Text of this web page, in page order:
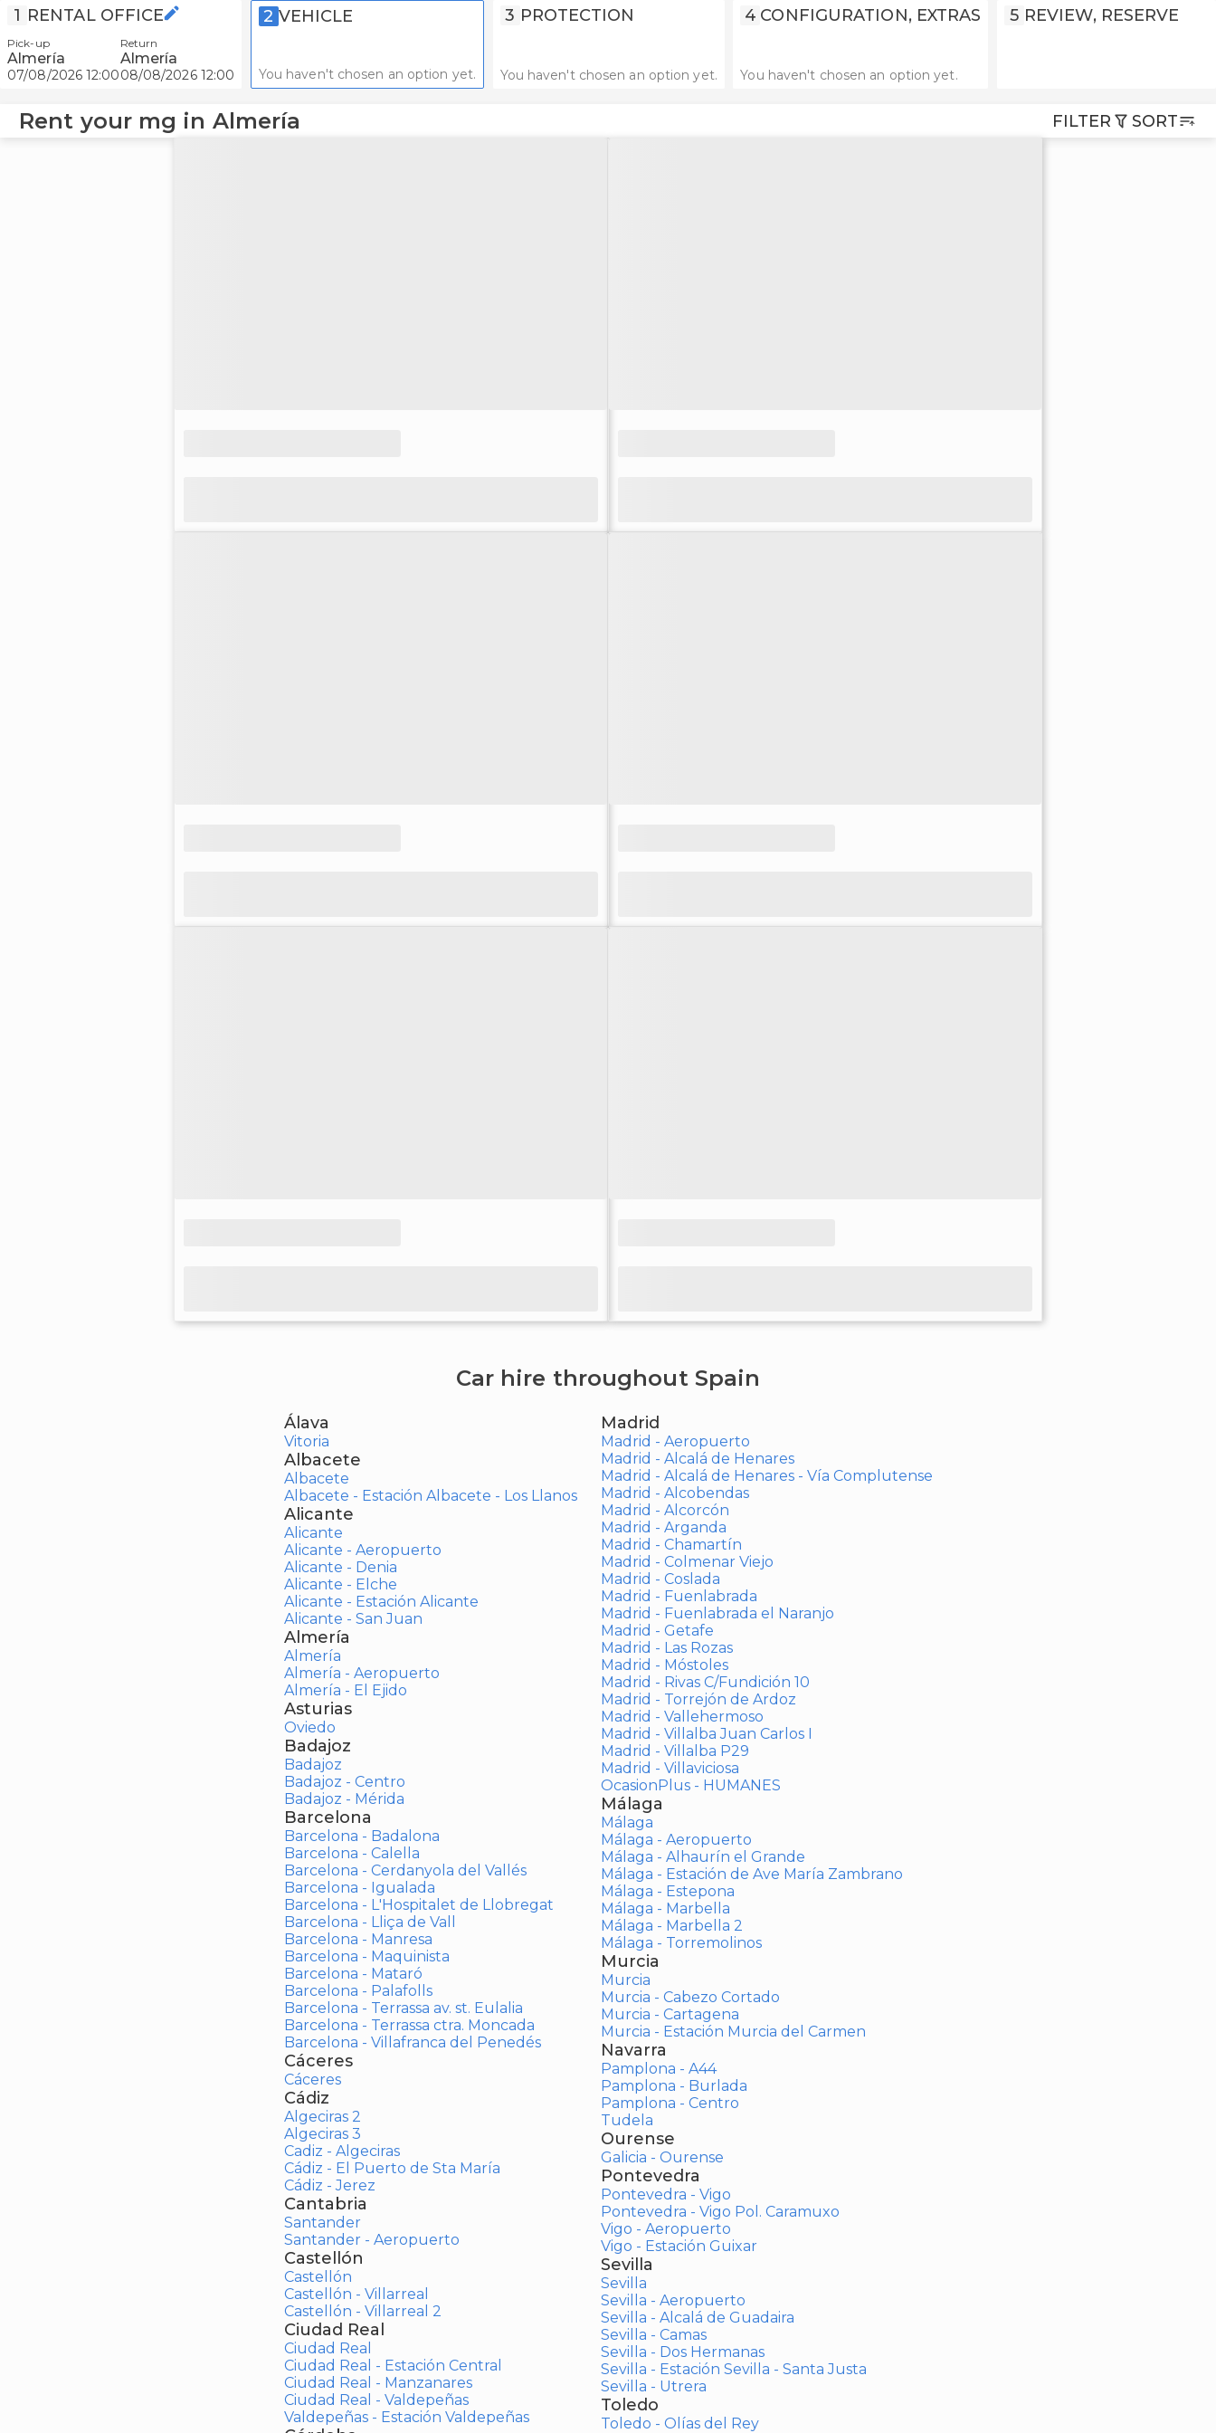
1 RENTAL OFFICE
Pick-up
Almería
07/08/2026 12:00
Return
Almería
08/08/2026 12:00
2 VEHICLE
You haven't chosen an option yet.
3 PROTECTION
You haven't chosen an option yet.
4 CONFIGURATION, EXTRAS
You haven't chosen an option yet.
5 REVIEW, RESERVE
Rent your mg in Almería FILTER SORT
Car hire throughout Spain
Álava
Vitoria
Albacete
Albacete
Albacete - Estación Albacete - Los Llanos
Alicante
Alicante
Alicante - Aeropuerto
Alicante - Denia
Alicante - Elche
Alicante - Estación Alicante
Alicante - San Juan
Almería
Almería
Almería - Aeropuerto
Almería - El Ejido
Asturias
Oviedo
Badajoz
Badajoz
Badajoz - Centro
Badajoz - Mérida
Barcelona
Barcelona - Badalona
Barcelona - Calella
Barcelona - Cerdanyola del Vallés
Barcelona - Igualada
Barcelona - L'Hospitalet de Llobregat
Barcelona - Lliça de Vall
Barcelona - Manresa
Barcelona - Maquinista
Barcelona - Mataró
Barcelona - Palafolls
Barcelona - Terrassa av. st. Eulalia
Barcelona - Terrassa ctra. Moncada
Barcelona - Villafranca del Penedés
Cáceres
Cáceres
Cádiz
Algeciras 2
Algeciras 3
Cadiz - Algeciras
Cádiz - El Puerto de Sta María
Cádiz - Jerez
Cantabria
Santander
Santander - Aeropuerto
Castellón
Castellón
Castellón - Villarreal
Castellón - Villarreal 2
Ciudad Real
Ciudad Real
Ciudad Real - Estación Central
Ciudad Real - Manzanares
Ciudad Real - Valdepeñas
Valdepeñas - Estación Valdepeñas
Madrid
Madrid - Aeropuerto
Madrid - Alcalá de Henares
Madrid - Alcalá de Henares - Vía Complutense
Madrid - Alcobendas
Madrid - Alcorcón
Madrid - Arganda
Madrid - Chamartín
Madrid - Colmenar Viejo
Madrid - Coslada
Madrid - Fuenlabrada
Madrid - Fuenlabrada el Naranjo
Madrid - Getafe
Madrid - Las Rozas
Madrid - Móstoles
Madrid - Rivas C/Fundición 10
Madrid - Torrejón de Ardoz
Madrid - Vallehermoso
Madrid - Villalba Juan Carlos I
Madrid - Villalba P29
Madrid - Villaviciosa
OcasionPlus - HUMANES
Málaga
Málaga
Málaga - Aeropuerto
Málaga - Alhaurín el Grande
Málaga - Estación de Ave María Zambrano
Málaga - Estepona
Málaga - Marbella
Málaga - Marbella 2
Málaga - Torremolinos
Murcia
Murcia
Murcia - Cabezo Cortado
Murcia - Cartagena
Murcia - Estación Murcia del Carmen
Navarra
Pamplona - A44
Pamplona - Burlada
Pamplona - Centro
Tudela
Ourense
Galicia - Ourense
Pontevedra
Pontevedra - Vigo
Pontevedra - Vigo Pol. Caramuxo
Vigo - Aeropuerto
Vigo - Estación Guixar
Sevilla
Sevilla
Sevilla - Aeropuerto
Sevilla - Alcalá de Guadaira
Sevilla - Camas
Sevilla - Dos Hermanas
Sevilla - Estación Sevilla - Santa Justa
Sevilla - Utrera
Toledo
Toledo - Olías del Rey